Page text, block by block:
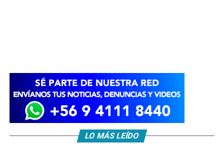
LO MÁS LEÍDO